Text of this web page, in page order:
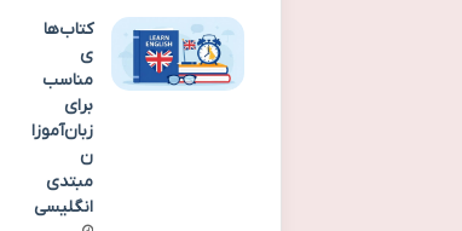
کتاب‌ها
ی
مناسب
برای
زبان‌آموزا
ن
مبتدی
انگلیسی